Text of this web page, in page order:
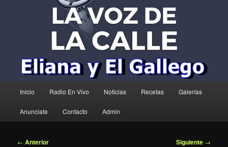
principal
Inicio Radio En Vivo Noticias Recetas Galerías
Anunciate Contacto Admin
Navegación
← Anterior Siguiente →